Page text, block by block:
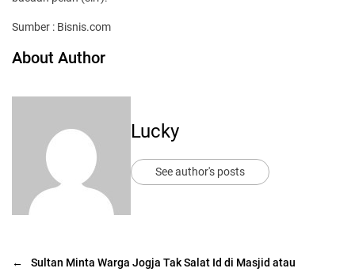
Sumber : Bisnis.com
About Author
Lucky
See author's posts
←
Sultan Minta Warga Jogja Tak Salat Id di Masjid atau